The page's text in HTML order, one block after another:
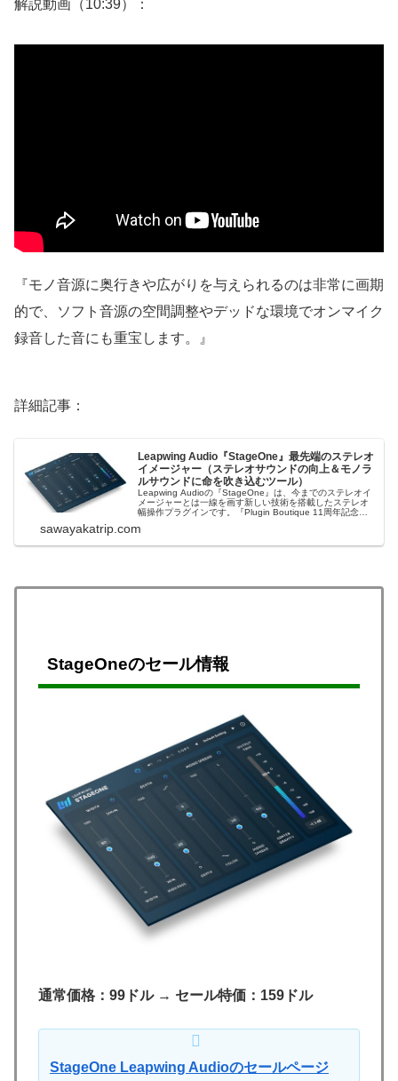
解説動画（10:39）：
『モノ音源に奥行きや広がりを与えられるのは非常に画期
的で、ソフト音源の空間調整やデッドな環境でオンマイク
録音した音にも重宝します。』
詳細記事：
Leapwing Audio『StageOne』最先端のステレオ
イメージャー（ステレオサウンドの向上＆モノラ
ルサウンドに命を吹き込むツール）
Leapwing Audioの『StageOne』は、今までのステレオイ
メージャーとは一線を画す新しい技術を搭載したステレオ
幅操作プラグインです。『Plugin Boutique 11周年記念セ
ールは日本時間の2/8（水）19時頃までの予定です...
sawayakatrip.com
StageOneのセール情報
通常価格：99ドル→ セール特価：159ドル
StageOne Leapwing Audioのセールページ